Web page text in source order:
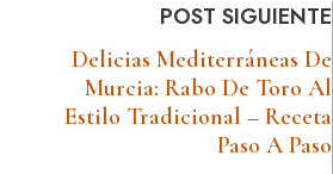
POST SIGUIENTE
Delicias Mediterráneas De
Murcia: Rabo De Toro Al
Estilo Tradicional – Receta
Paso A Paso